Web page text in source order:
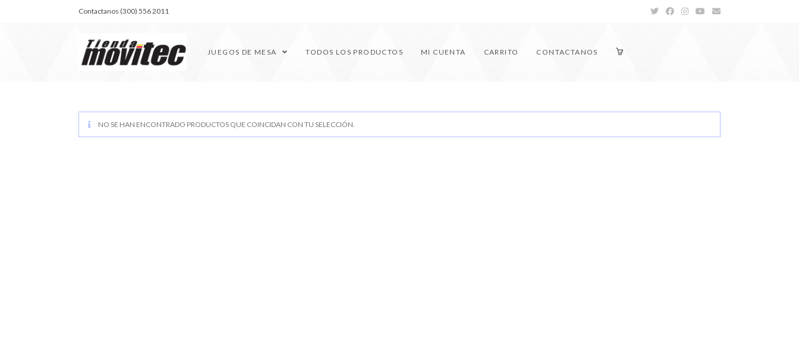
Contactanos (300) 556 2011
JUEGOS DE MESA TODOS LOS PRODUCTOS MI CUENTA CARRITO CONTACTANOS
NO SE HAN ENCONTRADO PRODUCTOS QUE COINCIDAN CON TU SELECCIÓN.